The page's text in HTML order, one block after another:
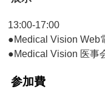
13:00-17:00
●Medical Vision Web
●Medical Vision 医事
参加費